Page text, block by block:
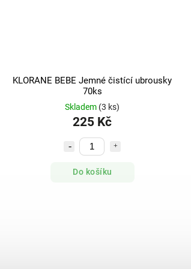
KLORANE BEBE Jemné čistící ubrousky
70ks
Skladem (3 ks)
225 Kč
Do košíku